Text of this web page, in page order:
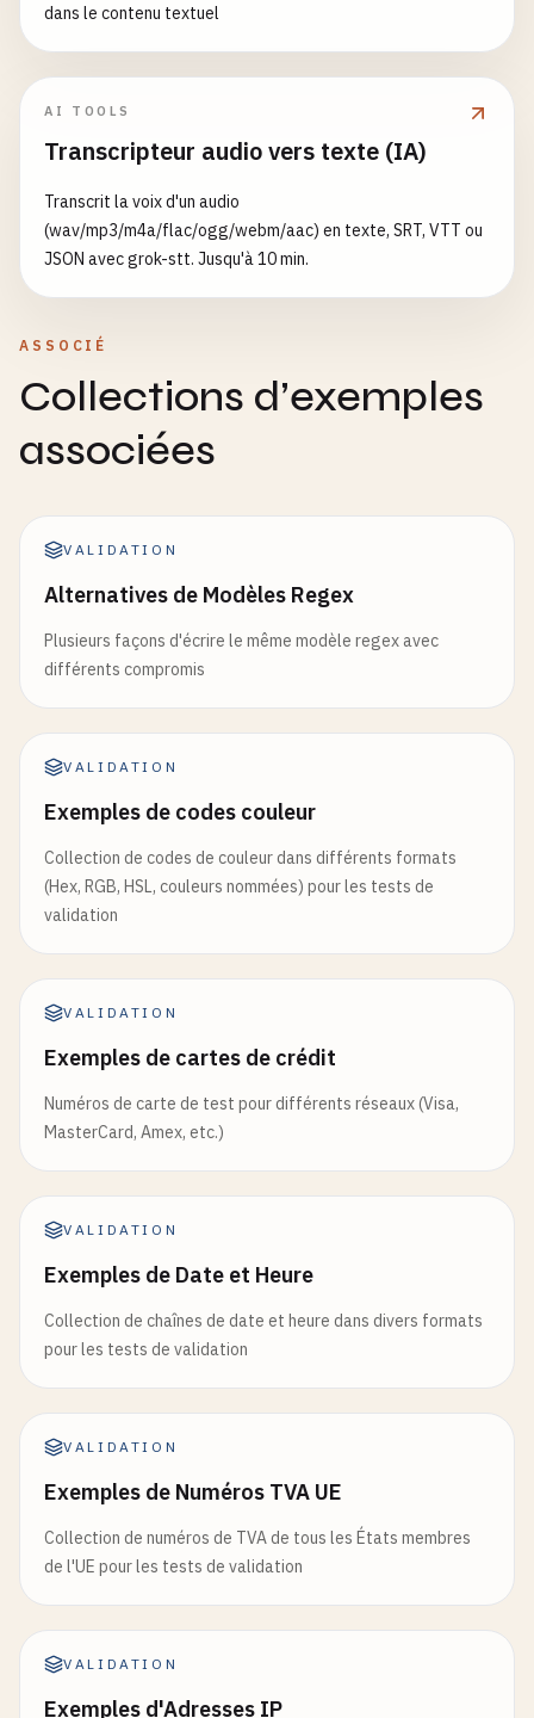
dans le contenu textuel
AI TOOLS
Transcripteur audio vers texte (IA)
Transcrit la voix d'un audio
(wav/mp3/m4a/flac/ogg/webm/aac) en texte, SRT, VTT ou
JSON avec grok-stt. Jusqu'à 10 min.
ASSOCIÉ
Collections d’exemples
associées
VALIDATION
Alternatives de Modèles Regex
Plusieurs façons d'écrire le même modèle regex avec
différents compromis
VALIDATION
Exemples de codes couleur
Collection de codes de couleur dans différents formats
(Hex, RGB, HSL, couleurs nommées) pour les tests de
validation
VALIDATION
Exemples de cartes de crédit
Numéros de carte de test pour différents réseaux (Visa,
MasterCard, Amex, etc.)
VALIDATION
Exemples de Date et Heure
Collection de chaînes de date et heure dans divers formats
pour les tests de validation
VALIDATION
Exemples de Numéros TVA UE
Collection de numéros de TVA de tous les États membres
de l'UE pour les tests de validation
VALIDATION
Exemples d'Adresses IP